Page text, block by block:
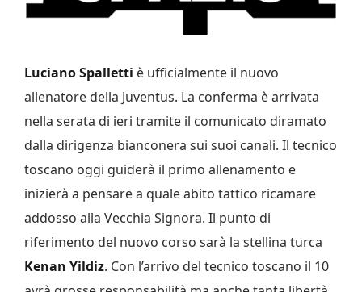
Luciano Spalletti è ufficialmente il nuovo
allenatore della Juventus. La conferma è arrivata
nella serata di ieri tramite il comunicato diramato
dalla dirigenza bianconera sui suoi canali. Il tecnico
toscano oggi guiderà il primo allenamento e
inizierà a pensare a quale abito tattico ricamare
addosso alla Vecchia Signora. Il punto di
riferimento del nuovo corso sarà la stellina turca
Kenan Yildiz. Con l’arrivo del tecnico toscano il 10